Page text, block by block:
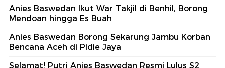
Anies Baswedan Ikut War Takjil di Benhil, Borong
Mendoan hingga Es Buah
Anies Baswedan Borong Sekarung Jambu Korban
Bencana Aceh di Pidie Jaya
Selamat! Putri Anies Baswedan Resmi Lulus S2